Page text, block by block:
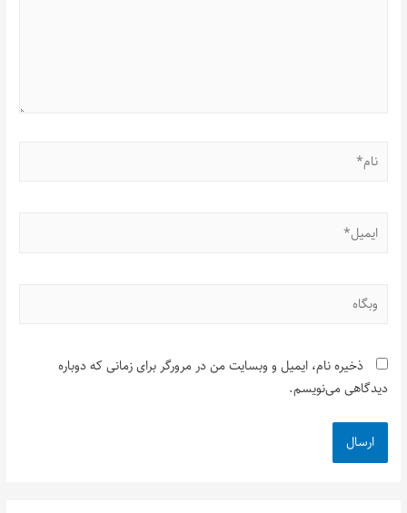
ذخیره نام، ایمیل و وبسایت من در مرورگر برای زمانی که دوباره
دیدگاهی می‌نویسم.